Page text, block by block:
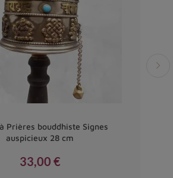
Prières bouddhiste Signes
auspicieux 28 cm
33,00 €